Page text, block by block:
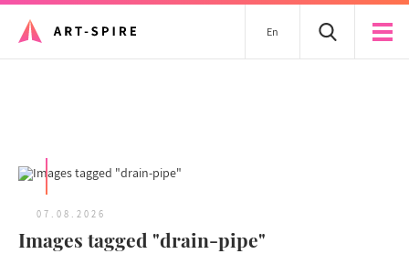
En
07.08.2026
Images tagged "drain-pipe"